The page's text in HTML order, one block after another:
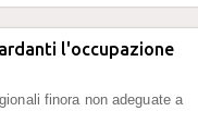
l'occupazione
finora non adeguate a